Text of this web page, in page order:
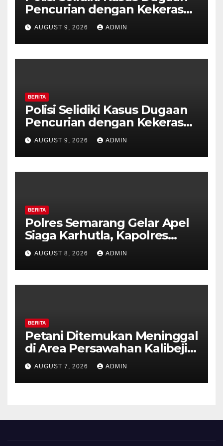
Pencurian dengan Kekerasan
di Counter HP Royal Phone
Ambarawa.
AUGUST 9, 2026 ADMIN
BERITA
Polisi Selidiki Kasus Dugaan
Pencurian dengan Kekerasan
di Counter HP Royal Phone
Ambarawa.
AUGUST 9, 2026 ADMIN
BERITA
Polres Semarang Gelar Apel
Siaga Karhutla, Kapolres
Tekankan Sinergi dan
Kesiapsiagaan Hadapi Musim
Kemarau.
AUGUST 8, 2026 ADMIN
BERITA
Petani Ditemukan Meninggal
di Area Persawahan Kalibeji,
Polisi Pastikan Tidak Ada
Tanda Kekerasan
AUGUST 7, 2026 ADMIN